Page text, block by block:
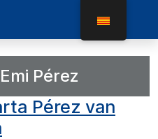
Emi Pérez
Pérez van